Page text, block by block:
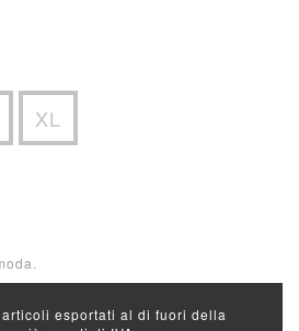
XL
esportati al di fuori della